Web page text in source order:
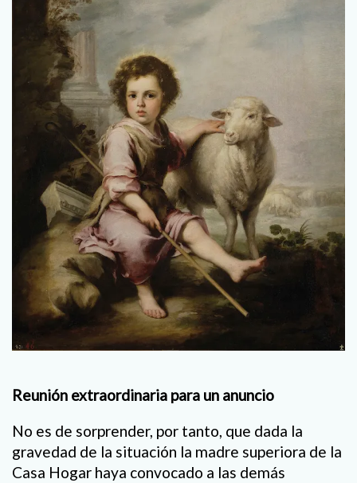
Reunión extraordinaria para un anuncio
No es de sorprender, por tanto, que dada la
gravedad de la situación la madre superiora de la
Casa Hogar haya convocado a las demás